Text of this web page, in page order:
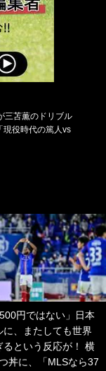
三苫薫のドリブル
現役時代の篤人vs
円ではない」日本
に、またしても世界
るという反応が！ 横
丼に、「MLSなら37